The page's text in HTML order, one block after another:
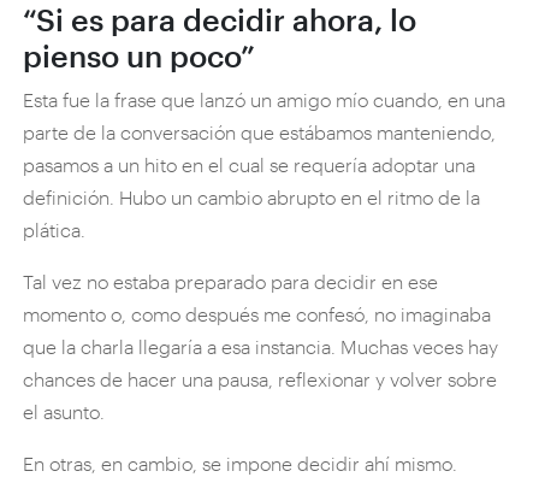
“Si es para decidir ahora, lo
pienso un poco”
Esta fue la frase que lanzó un amigo mío cuando, en una
parte de la conversación que estábamos manteniendo,
pasamos a un hito en el cual se requería adoptar una
definición. Hubo un cambio abrupto en el ritmo de la
plática.
Tal vez no estaba preparado para decidir en ese
momento o, como después me confesó, no imaginaba
que la charla llegaría a esa instancia. Muchas veces hay
chances de hacer una pausa, reflexionar y volver sobre
el asunto.
En otras, en cambio, se impone decidir ahí mismo.